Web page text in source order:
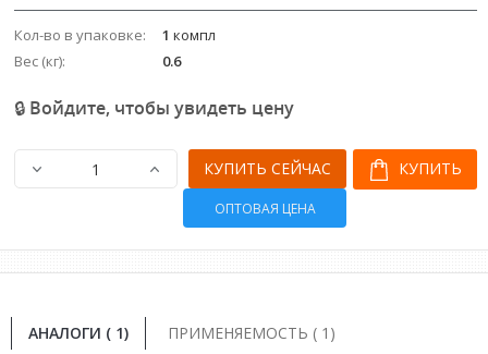
Кол-во в упаковке: 1 компл
Вес (кг):
0.6
🔒 Войдите, чтобы увидеть цену
КУПИТЬ
КУПИТЬ СЕЙЧАС
ОПТОВАЯ ЦЕНА
АНАЛОГИ ( 1)
ПРИМЕНЯЕМОСТЬ ( 1)